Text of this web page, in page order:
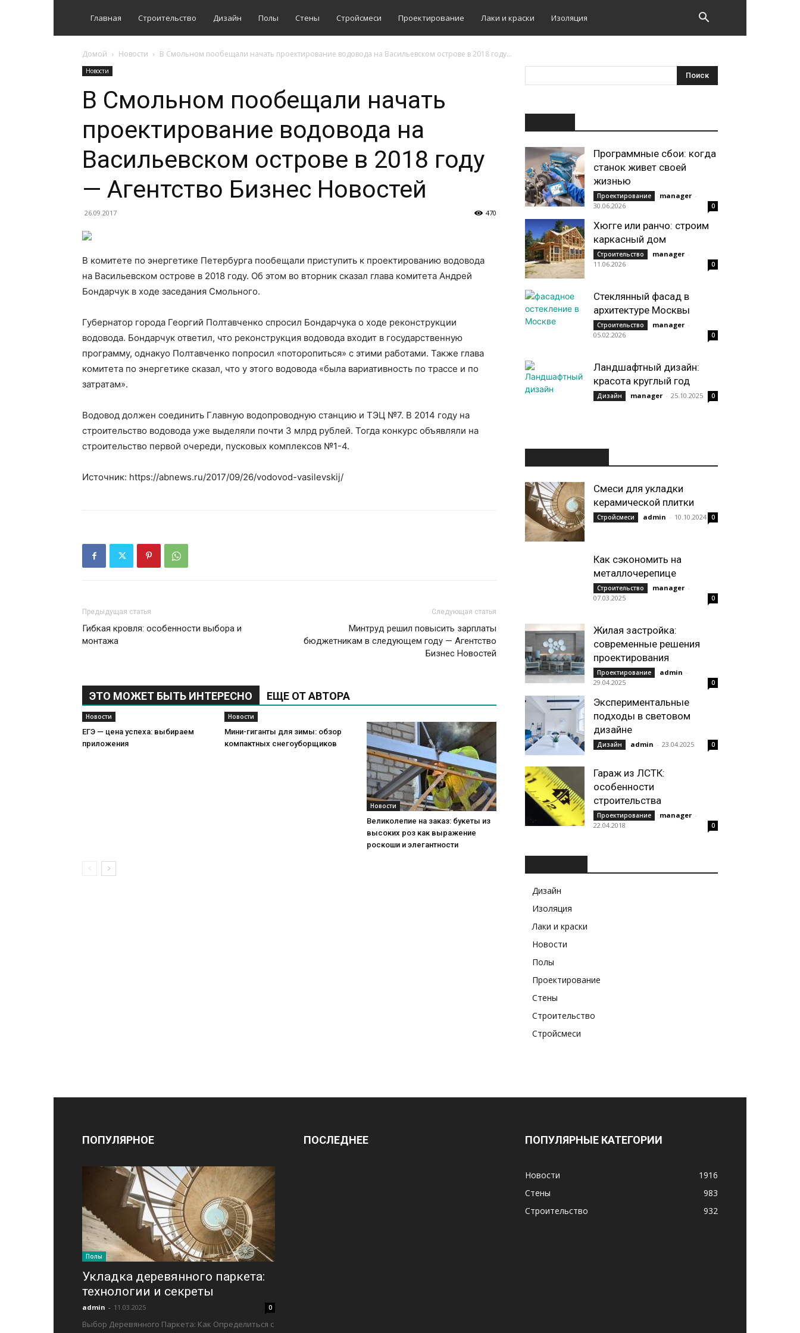
Главная Строительство Дизайн Полы Стены Стройсмеси Проектирование Лаки и краски Изоляция
Домой Новости В Смольном пообещали начать проектирование водовода на Васильевском острове в 2018 году...
Новости
В Смольном пообещали начать
проектирование водовода на
Васильевском острове в 2018 году
— Агентство Бизнес Новостей
26.09.2017 470
В комитете по энергетике Петербурга пообещали приступить к проектированию водовода
на Васильевском острове в 2018 году. Об этом во вторник сказал глава комитета Андрей
Бондарчук в ходе заседания Смольного.
Губернатор города Георгий Полтавченко спросил Бондарчука о ходе реконструкции
водовода. Бондарчук ответил, что реконструкция водовода входит в государственную
программу, однакуо Полтавченко попросил «поторопиться» с этими работами. Также глава
комитета по энергетике сказал, что у этого водовода «была вариативность по трассе и по
затратам».
Водовод должен соединить Главную водопроводную станцию и ТЭЦ №7. В 2014 году на
строительство водовода уже выделяли почти 3 млрд рублей. Тогда конкурс объявляли на
строительство первой очереди, пусковых комплексов №1-4.
Источник: https://abnews.ru/2017/09/26/vodovod-vasilevskij/
Предыдущая статья
Гибкая кровля: особенности выбора и
монтажа
Следующая статья
Минтруд решил повысить зарплаты
бюджетникам в следующем году — Агентство
Бизнес Новостей
ЭТО МОЖЕТ БЫТЬ ИНТЕРЕСНО ЕЩЕ ОТ АВТОРА
Новости
ЕГЭ — цена успеха: выбираем
приложения
Новости
Мини-гиганты для зимы: обзор
компактных снегоуборщиков
Новости
Великолепие на заказ: букеты из
высоких роз как выражение
роскоши и элегантности
Программные сбои: когда
станок живет своей
жизнью
Проектирование manager -
30.06.2026
0
Хюгге или ранчо: строим
каркасный дом
Строительство manager -
11.06.2026
0
Стеклянный фасад в
архитектуре Москвы
Строительство manager -
05.02.2026
0
Ландшафтный дизайн:
красота круглый год
Дизайн manager - 25.10.2025 0
Смеси для укладки
керамической плитки
Стройсмеси admin - 10.10.2024 0
Как сэкономить на
металлочерепице
Строительство manager -
07.03.2025
0
Жилая застройка:
современные решения
проектирования
Проектирование admin -
29.04.2025
0
Экспериментальные
подходы в световом
дизайне
Дизайн admin - 23.04.2025 0
Гараж из ЛСТК:
особенности
строительства
Проектирование manager -
22.04.2018
0
Дизайн
Изоляция
Лаки и краски
Новости
Полы
Проектирование
Стены
Строительство
Стройсмеси
ПОПУЛЯРНОЕ
Полы
Укладка деревянного паркета:
технологии и секреты
admin - 11.03.2025 0
Выбор Деревянного Паркета: Как Определиться с
ПОСЛЕДНЕЕ ПОПУЛЯРНЫЕ КАТЕГОРИИ
Новости
1916
Стены
983
Строительство
932